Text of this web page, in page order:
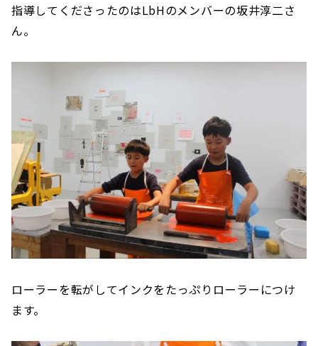
指導してくださったのはLbHのメンバーの坂井淳二さ
ん。
ローラーを転がしてインクをたっぷりローラーにつけ
ます。